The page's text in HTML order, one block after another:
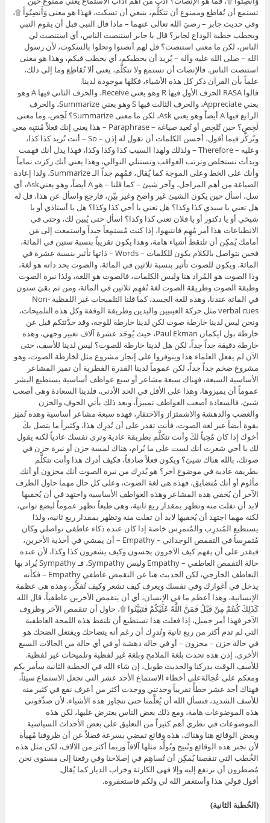
تستمع أن تُقاطِع وممنوع أن تتكلَّم، ينبغي أن تسكت، فهذا هو معنى وَأَنصِتُواْ ۩،
وفي حديث جابر – رضيَ الله تعالى عنهما – ماذا قال النبي قبل أن يقوم النبي
ويخطب خطبة الوداع لجابر؟ قال يا جابر استنصت الناس، أي استنصت لي
الناس، لكن ما معنى استنصت؟ قل لهم أنصتوا وتحلوا بالسكوت، لأن رسول
الله – صلى الله عليه وآله – يُريد أن يخطبكم، أي يخطب فيكم، وهذا هو معنى
استنصت الناس. فالإنصات أن تستمع ولا تتكلَّم، يعني ألا تُقاطِع وما إلى ذلك،
علماً بأن القرآن ذكر كل هذه الأشياء، فكلها موجودة لدينا.
قالوا RASA الحرف الأول فيها R وهو يعني Receive، والحرف الثاني فيها A وهو
يعني Appreciate، والحرف الثالث فيها S وهو يعني Summarize، والحرف
الرابع فيها A أيضاً وهو يعني Ask، لكن ما معنى Summarize؟ لَخِص، وما معنى
لَخِص؟ حين تُلخِص أو تُعيد صياغة – Paraphrase – هذا يعني إنك فعلاً مُنتبِه معي
وتُركِّز فيما أقول، أحسن الكلمات أن تقول له إذن – So – أنت تُريد كذا كذا،
وعليه – Therefore – ولذلك ولهذا السبب كذا وكذا وكذا، فهذا يدل أنك فهمت
وبدأت تستخلص وترتب العواقب وتستتلي التوالي، وهذا يعني أنك ركزت تماماً
وأنك على الخط وعلى الموجة كما يُقال، فمُهِم جداً الـ Summarize، ولذا إعادة
الصياغة من أهم المراحل، وآخر شيئ – كما قلنا – هو A أيضاً، وهو يعنيAsk، أي
سل، اسأل حين يكون الشيئ غير واضح وغير بيّن، فارجع واسأل عن هذا، قل له
هل تعني يا سيدي كذا وكذا؟ هل تعني يا أخي كذا وكذا؟ هل يا أستاذي أو يا
شيخي أو يا دكتور أو يا فلان تعني كذا وكذا؟ اسأل حتى يُبين لك، وحتى في
الانطباعات هذا أمر مُهِم فانتبهوا، إذا كنت مُستمِعاً جيداً واستمعت إلى مَن
أمامك يُمكِن أن تلتقط أشياء هامة، وهذا يكون تقريباً بنسبة ستين في المائة،
فحين نتواصل بالكلام يكون للكلمات – Words – ذاتها تأثير بنسبة عشرة في
المائة، ويكون للصوت تأثير بنسبة ثلاثين في المائة، والصوت بحد ذاته هو لغة،
وذا الصوت هو المُراد هنا وليس الكلمات، فالصوت هو اللغة، ولذا نبرة الصوت
وطبقة الصوت وطريقة الصوت لغة تُفهِم ثلاثين في المائة، ومن ثم بقيَ ستون
في المائة عندنا، وهذه للغة الجسد، كما قلنا التلميحات غير اللفظية Non-
verbal cues مثل حركة العينيين واليدين وطريقة الوقفة وكل هذه التلميحات،
ونحن ليس لدينا خارطة صوت لكن لدينا خارطة للوجه، وقد حدَّثتكم قبل عن
خارطة بول ايكمان Paul Ekman، حيث يُوجَد عشرة آلاف تعبير وجهي، وهذه
خارطة دقيقة جداً جداً، لكن هل لدينا خارطة للصوت؟ ليس لدينا للأسف، حتى
الآن لم يفعل العلماء هذا ويتوفروا على إنجاز مشروع مثل لخارطة الصوت، وهو
مشروع ضخم جداً جداً، لكن عموماً لدينا القدرة الفطرية أن نميز المشاعر
الأساسية السبعة، فهناك سبعة مشاعر أو سبع عواطف أساسية يستطيع البشر
عموماً أن يميزوها، وهذا على الأقل في الحد الأدنى، فلدينا السعادة وهى أصعب
شيئ، فالسعادة أصعب العواطف تمييزاً، وبعد ذلك يأتي الخوف والحزن
والغضب والدهشة والاشمئزاز والاحتقار، فهذه سبعة مشاعر أساسية وهذه تُميَز
بقوة أيضاً عبر لغة الصوت، فأنت تقدر على أن تُدرِك هذا، وكثيراً ما يتصل بكَ
أخوك إذا كان مُحِباً لكَ وأنت تتكلَّم بطريقة عادية وترى نفسك عادياً لكنه يقول
لك يا أخي شعرت أنك لست على ما يُرام، هناك لمسة حزن أو نبرة حزن في
صوتك، بالله هناك شيئ؟ ويكون فعلاً صادقاً، فكيف أدرك هذا وأنت تتكلَّم
بطريقة عادية في موضوع آخر؟ هو يُدرِك من نبرة الصوت أنك محزون أو أنك
مألوم أو أنك مُتضايق، فهذه هى لغة الصوت، وعلى كل حال مهما حاول الطرف
الآخر أن يُخفي هذه المشاعر وهذه العواطف الأساسية واجتهد في أن يُخفيها
لابد أن تفلت منه وتظهر بمقدار ربع ثانية، وهى طبعاً تظهر عموماً لبضع ثواني،
لكنه مهما اجتهد أن يُخفيها لابد أن تفلت منه وتظهر بمقدار ربع ثانية، ولذا
يستطيع المُتدرِب والمُتمرِس خاصة إذا كان عنده ذكاء عاطفي تواصلي وكان
مُتمرِساً في التقمص الوجداني – Empathy – أن يمشي في أحذية الأخرين،
فيقدر على أن يفهم كيف الآخرون يحسون وكيف يشعرون كذا وكذا، لأن عنده
حالة التقمص العاطفي – Empathy وليس Sympathy، فـ Sympathy يُراد بها
التعاطف الخارجي، لكن الحديث هنا عن التقمص عاطفي Empathy – فكأنه
يدخل في أغوارك وفي نفسك ويعرف كيف تشعر وكيف تٌفكِّر، وهذه هى عظمة
الإنسانية، وهذا أعظم ما في الإنسان، أي أن يتقمص الأخرين عاطفياً، قال الله
كَذَلِكَ كُنتُمْ مِنْ قَبْلُ فَمَنَّ اللَّهُ عَلَيْكُمْ فَتَبَيَّنُوا ۩، حاول أن تتقمص الآخر وظروف
الآخر فهذا أمر جميل، إذا فعلت هذا تستطيع أن تلتقط هذه اللمحة العاطفية
التي لم تدم أكثر من ربع ثانية وتُدرِك أن رغم أنه يتضاحك ويفتعل الضحك هو
في حالة حزن – محزون – أو في حالة دهشة أو في أي حالة من الحالات السبع
الأخرى، إذن هذه تحدث بلغة الملامح وبلغة غير لفظية وتلميحات غير لفظية.
للأسف الوقت يدركنا والحديث طويل، إن شاء الله في الخطبة الثانية سأمر بكم
ومعكم على عُجالةعلى أخطاء الاستماع الأحد عشر التي تجعل الاستماع سيئاً،
فهناك أحد عشر خطأً تقريباً وجدتني ووجدت أكثر من أعرف نقع في كثير منه
للأسف الشديد، فنسأل الله أن يُعلِّمنا حتى نتجاوز هذه الأشياء، لأن صدِّقوني
هذه الموضوعات هامة، ومع ذلك بعض الناس يعترض عليها، لكن هذه
الموضوعات في نظري أهم كثيراً من التعليق على بعض الأحداث السياسية
وبعض الوقائع هنا وهناك، هذه وقائع تمضي بسرعة فضلاً عن أن ظروفنا مُهيأة
لأن تجتر هذه الوقائع وتُنتِج وتُولِّد مثلها آلافاً وربما أكثر من الآلاف، لكن مثل هذه
الخُطب التي تنقصنا يُمكِن أن تُساهِم في إصلاحنا وفي رفعنا إلى مستوى نحن
مُضطرون أن نرتفع إليه وإلا فهى الكارثة وخراب الديار كما يُقال.
أقول قولي هذا وأستغفر الله لي ولكم فاستغفروه.
(الخُطبة الثانية)